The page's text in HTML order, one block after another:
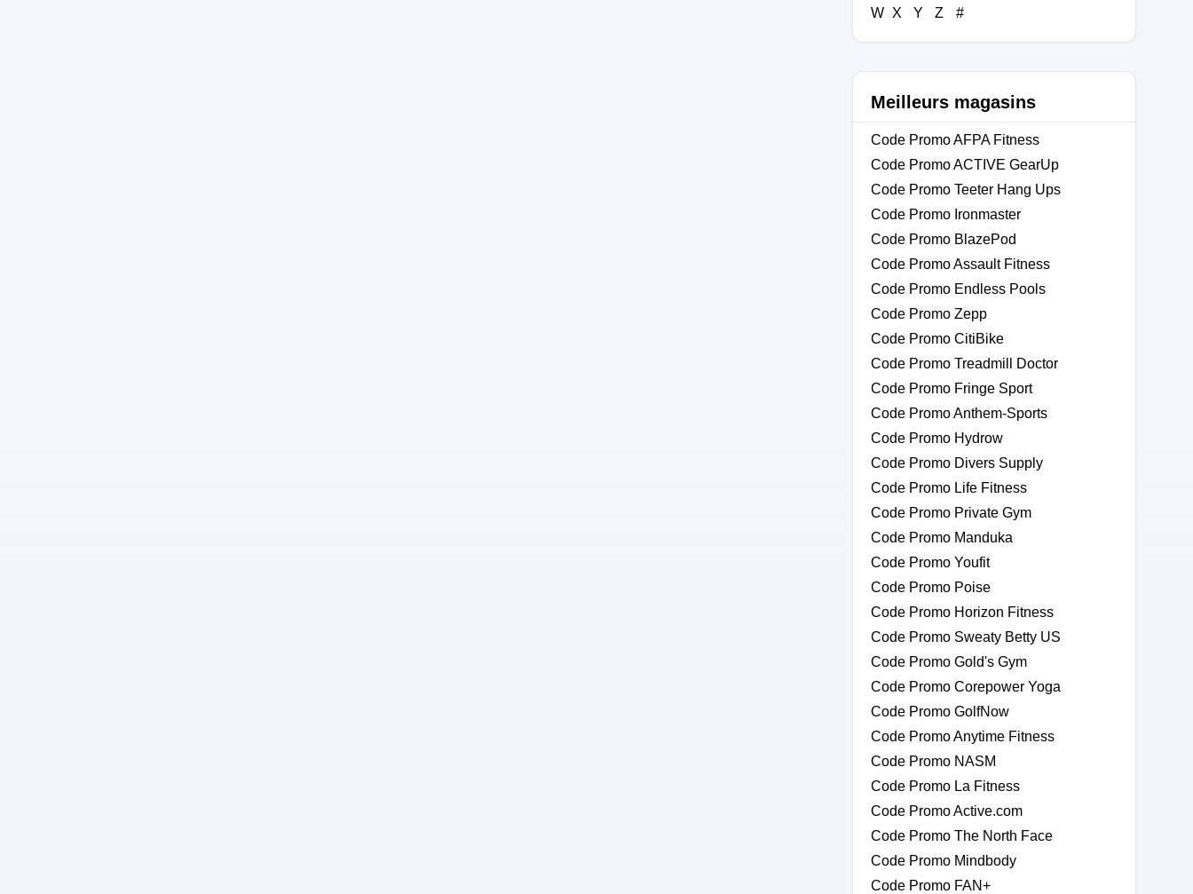
W X Y Z #
Meilleurs magasins
Code Promo AFPA Fitness
Code Promo ACTIVE GearUp
Code Promo Teeter Hang Ups
Code Promo Ironmaster
Code Promo BlazePod
Code Promo Assault Fitness
Code Promo Endless Pools
Code Promo Zepp
Code Promo CitiBike
Code Promo Treadmill Doctor
Code Promo Fringe Sport
Code Promo Anthem-Sports
Code Promo Hydrow
Code Promo Divers Supply
Code Promo Life Fitness
Code Promo Private Gym
Code Promo Manduka
Code Promo Youfit
Code Promo Poise
Code Promo Horizon Fitness
Code Promo Sweaty Betty US
Code Promo Gold's Gym
Code Promo Corepower Yoga
Code Promo GolfNow
Code Promo Anytime Fitness
Code Promo NASM
Code Promo La Fitness
Code Promo Active.com
Code Promo The North Face
Code Promo Mindbody
Code Promo FAN+